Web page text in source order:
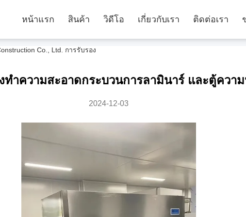
หน้าแรก สินค้า วิดีโอ เกี่ยวกับเรา ติดต่อเรา
Co., Ltd. การรับรอง
ทําความสะอาดกระบวนการลามินาร์ และตู้ควา
2024-12-03